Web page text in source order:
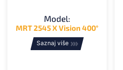
Model:
MRT 2545 X Vision 400°
Saznaj više